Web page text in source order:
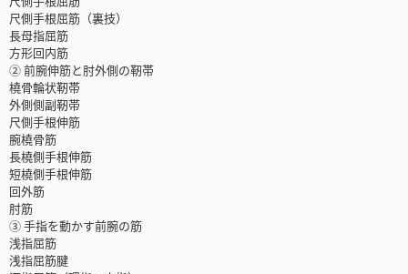
尺側手根屈筋（裏技）
長母指屈筋
方形回内筋
② 前腕伸筋と肘外側の靭帯
橈骨輪状靭帯
外側側副靭帯
尺側手根伸筋
腕橈骨筋
長橈側手根伸筋
短橈側手根伸筋
回外筋
肘筋
③ 手指を動かす前腕の筋
浅指屈筋
浅指屈筋腱